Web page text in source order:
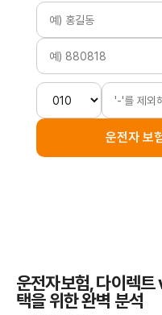
운전자 보
운전자보험, 다이렉
택을 위한 완벽 분석